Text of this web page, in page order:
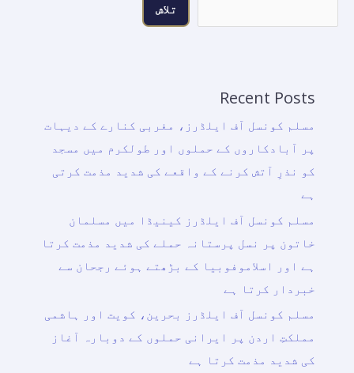
تلاش
Recent Posts
مسلم کونسل آف ایلڈرز، مغربی کنارے کے دیہات
پر آبادکاروں کے حملوں اور طولکرم میں مسجد
کو نذرِ آتش کرنے کے واقعے کی شدید مذمت کرتی
ہے
مسلم کونسل آف ایلڈرز کینیڈا میں مسلمان
خاتون پر نسل پرستانہ حملے کی شدید مذمت کرتا
ہے اور اسلاموفوبیا کے بڑھتے ہوئے رجحان سے
خبردار کرتا ہے
مسلم کونسل آف ایلڈرز بحرین، کویت اور ہاشمی
مملکتِ اردن پر ایرانی حملوں کے دوبارہ آغاز
کی شدید مذمت کرتا ہے